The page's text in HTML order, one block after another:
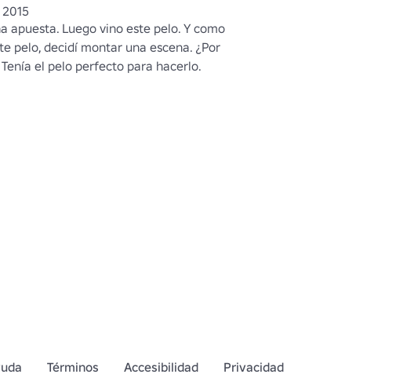
apuesta. Luego vino este pelo. Y como
pelo, decidí montar una escena. ¿Por
el pelo perfecto para hacerlo.
Términos Accesibilidad Privacidad